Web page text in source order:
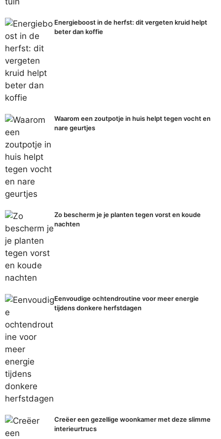
Energieboost in de herfst: dit vergeten kruid helpt
beter dan koffie
Waarom een zoutpotje in huis helpt tegen vocht en
nare geurtjes
Zo bescherm je je planten tegen vorst en koude
nachten
Eenvoudige ochtendroutine voor meer energie
tijdens donkere herfstdagen
Creëer een gezellige woonkamer met deze slimme
interieurtrucs